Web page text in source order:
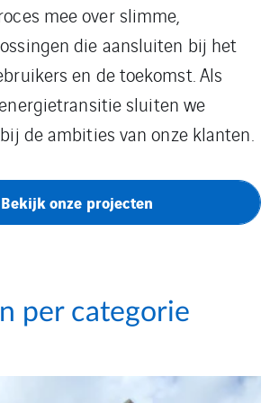
mee over slimme,
die aansluiten bij het
en de toekomst. Als
sluiten we
de ambities van onze klanten.
Bekijk onze projecten
per categorie